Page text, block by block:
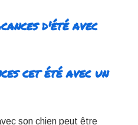
d'été avec
cet été avec un
son chien peut être